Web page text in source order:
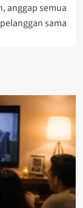
anggap semua
pelanggan sama